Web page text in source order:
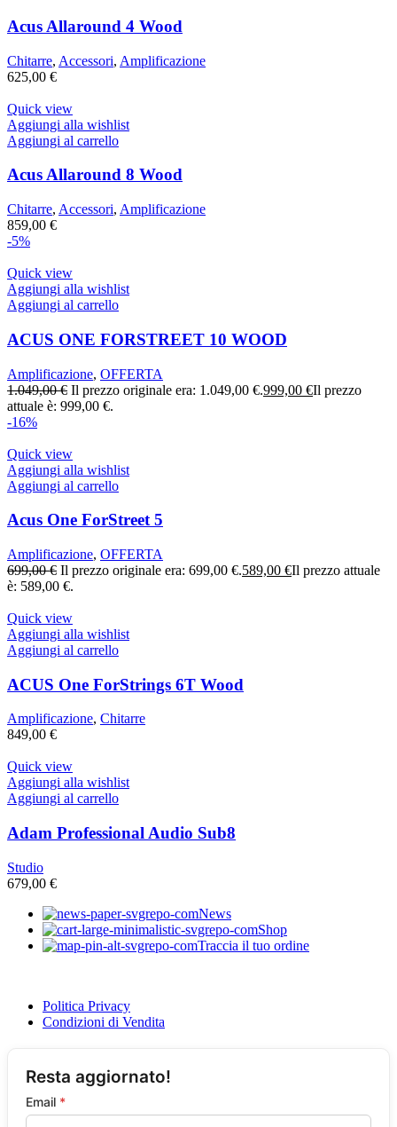
Acus Allaround 4 Wood
Chitarre, Accessori, Amplificazione
625,00 €
Quick view
Aggiungi alla wishlist
Aggiungi al carrello
Acus Allaround 8 Wood
Chitarre, Accessori, Amplificazione
859,00 €
-5%
Quick view
Aggiungi alla wishlist
Aggiungi al carrello
ACUS ONE FORSTREET 10 WOOD
Amplificazione, OFFERTA
1.049,00€ Il prezzo originale era: 1.049,00 €.999,00 €Il prezzo
attuale è: 999,00 €.
-16%
Quick view
Aggiungi alla wishlist
Aggiungi al carrello
Acus One ForStreet 5
Amplificazione, OFFERTA
699,00€ Il prezzo originale era: 699,00 €.589,00 €Il prezzo attuale
è: 589,00 €.
Quick view
Aggiungi alla wishlist
Aggiungi al carrello
ACUS One ForStrings 6T Wood
Amplificazione, Chitarre
849,00 €
Quick view
Aggiungi alla wishlist
Aggiungi al carrello
Adam Professional Audio Sub8
Studio
679,00 €
News
Shop
Traccia il tuo ordine
Politica Privacy
Condizioni di Vendita
Resta aggiornato!
Email *